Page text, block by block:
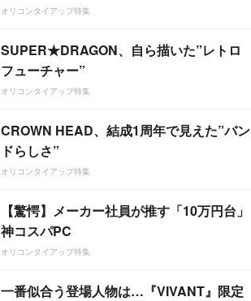
オリコンタイアップ特集
SUPER★DRAGON、自ら描いた”レトロ
フューチャー”
オリコンタイアップ特集
CROWN HEAD、結成1周年で見えた”バン
ドらしさ”
オリコンタイアップ特集
【驚愕】メーカー社員が推す「10万円台」
神コスパPC
オリコンタイアップ特集
一番似合う登場人物は…『VIVANT』限定